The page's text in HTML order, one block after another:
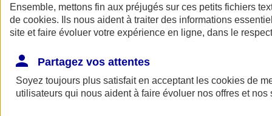
Ensemble, mettons fin aux préjugés sur ces petits fichiers
de cookies. Ils nous aident à traiter des informations
site et faire évoluer votre expérience en ligne, dans le
Partagez vos attentes
Soyez toujours plus satisfait en acceptant les cookies de
utilisateurs qui nous aident à faire évoluer nos offres et nos